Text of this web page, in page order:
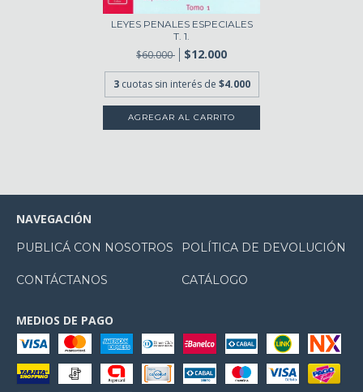
LEYES PENALES ESPECIALES
T. 1.
$60.000 $12.000
3 cuotas sin interés de $4.000
NAVEGACIÓN
PUBLICÁ CON NOSOTROS POLÍTICA DE DEVOLUCIÓN
CONTÁCTANOS CATÁLOGO
MEDIOS DE PAGO